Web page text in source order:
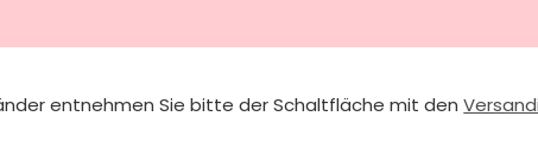
entnehmen Sie bitte der Schaltfläche mit den